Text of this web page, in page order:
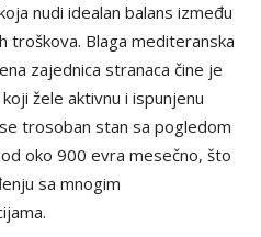
nudi idealan balans između
troškova. Blaga mediteranska
zajednica stranaca čine je
žele aktivnu i ispunjenu
trosoban stan sa pogledom
oko 900 evra mesečno, što
sa mnogim